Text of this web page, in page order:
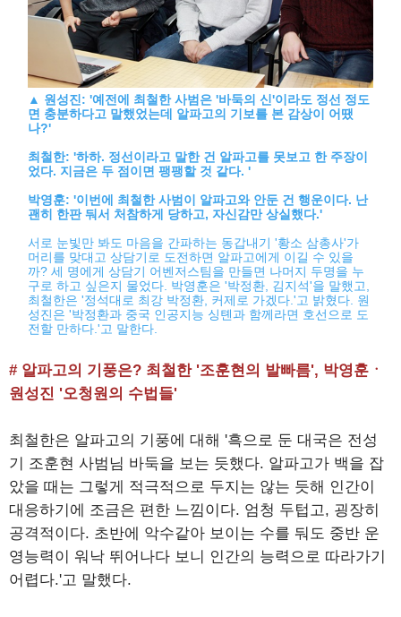
▲ 원성진: '예전에 최철한 사범은 '바둑의 신'이라도 정선 정도
면 충분하다고 말했었는데 알파고의 기보를 본 감상이 어땠
나?'
최철한: '하하. 정선이라고 말한 건 알파고를 못보고 한 주장이
었다. 지금은 두 점이면 팽팽할 것 같다. '
박영훈: '이번에 최철한 사범이 알파고와 안둔 건 행운이다. 난
괜히 한판 둬서 처참하게 당하고, 자신감만 상실했다.'
서로 눈빛만 봐도 마음을 간파하는 동갑내기 '황소 삼총사'가
머리를 맞대고 상담기로 도전하면 알파고에게 이길 수 있을
까? 세 명에게 상담기 어벤저스팀을 만들면 나머지 두명을 누
구로 하고 싶은지 물었다. 박영훈은 '박정환, 김지석'을 말했고,
최철한은 '정석대로 최강 박정환, 커제로 가겠다.'고 밝혔다. 원
성진은 '박정환과 중국 인공지능 싱톈과 함께라면 호선으로 도
전할 만하다.'고 말한다.
# 알파고의 기풍은? 최철한 '조훈현의 발빠름', 박영훈ㆍ
원성진 '오청원의 수법들'
최철한은 알파고의 기풍에 대해 '흑으로 둔 대국은 전성
기 조훈현 사범님 바둑을 보는 듯했다. 알파고가 백을 잡
았을 때는 그렇게 적극적으로 두지는 않는 듯해 인간이
대응하기에 조금은 편한 느낌이다. 엄청 두텁고, 굉장히
공격적이다. 초반에 악수같아 보이는 수를 둬도 중반 운
영능력이 워낙 뛰어나다 보니 인간의 능력으로 따라가기
어렵다.'고 말했다.